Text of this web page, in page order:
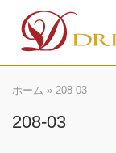
content
ホーム » 208-03
208-03